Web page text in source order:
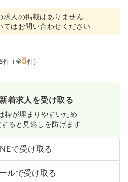
ています。
求人の掲載はありません
てはお問い合わせください
件（全5件）
着求人を受け取る
枠が埋まりやすいため
ると見逃しを防げます
で受け取る
ルで受け取る